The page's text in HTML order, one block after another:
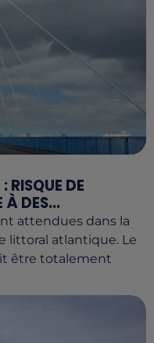
RISQUE DE
À DES...
attendues dans la
littoral atlantique. Le
être totalement